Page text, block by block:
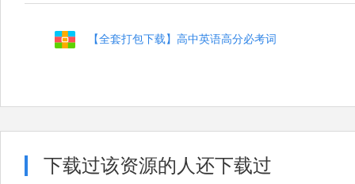
【全套打包下载】高中英语高分必考词
下载过该资源的人还下载过